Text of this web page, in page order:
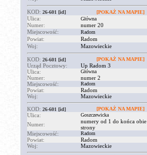
KOD: 26-601 [id] [POKAŻ NA MAPIE]
Ulica: Główna
Numer:
numer 20
Miejscowość:
Radom
Powiat:
Radom
Woj:
Mazowieckie
KOD: 26-601 [id] [POKAŻ NA MAPIE]
Urząd Pocztowy:
Up Radom 3
Ulica:
Główna
Numer:
numer 2
Miejscowość:
Radom
Powiat:
Radom
Woj:
Mazowieckie
KOD: 26-601 [id] [POKAŻ NA MAPIE]
Ulica: Goszczewicka
Numer:
numery od 1 do końca obie
strony
Miejscowość:
Radom
Powiat:
Radom
Woj:
Mazowieckie